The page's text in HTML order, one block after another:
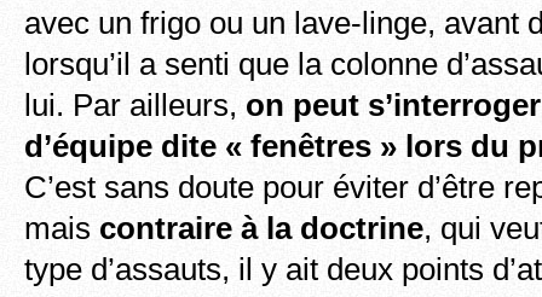
avec un frigo ou un lave-linge, avant
lorsqu’il a senti que la colonne
lui. Par ailleurs, on peut
d’équipe dite « fenêtres » lors du
C’est sans doute pour éviter d’être
mais contraire à la doctrine, qui
type d’assauts, il y ait deux points